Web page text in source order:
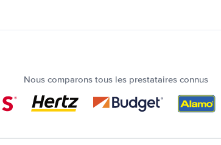
Nous comparons tous les prestataires connus